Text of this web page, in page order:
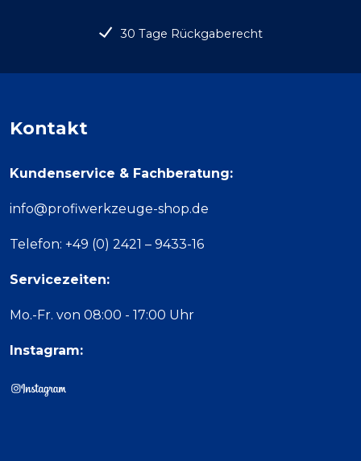
30 Tage Rückgaberecht
Kontakt
Kundenservice & Fachberatung:
info@profiwerkzeuge-shop.de
Telefon: +49 (0) 2421 – 9433-16
Servicezeiten:
Mo.-Fr. von 08:00 - 17:00 Uhr
Instagram: